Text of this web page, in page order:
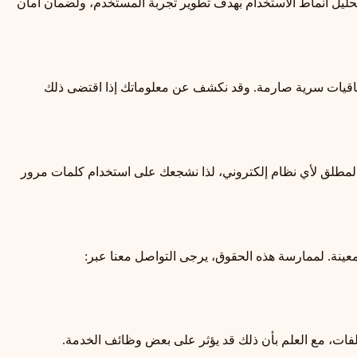
أنماط الاستخدام بهدف تطوير تجربة المستخدم، ولضمان أمان
سرية صارمة. وقد نكشف عن معلوماتك إذا اقتضى ذلك
المطلق لأي نظام إلكتروني، لذا نشجعك على استخدام كلمات مرور
لممارسة هذه الحقوق، يرجى التواصل معنا عبر:
مع العلم بأن ذلك قد يؤثر على بعض وظائف الخدمة.